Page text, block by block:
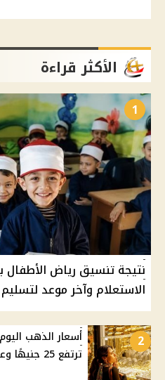
الأكثر قراءة
1
نتيجة تنسيق رياض الأطفال
الاستعلام وآخر موعد
2
ترتفع 25 جنيهًا وعيار 21 يسجل 6125 جنيهًا